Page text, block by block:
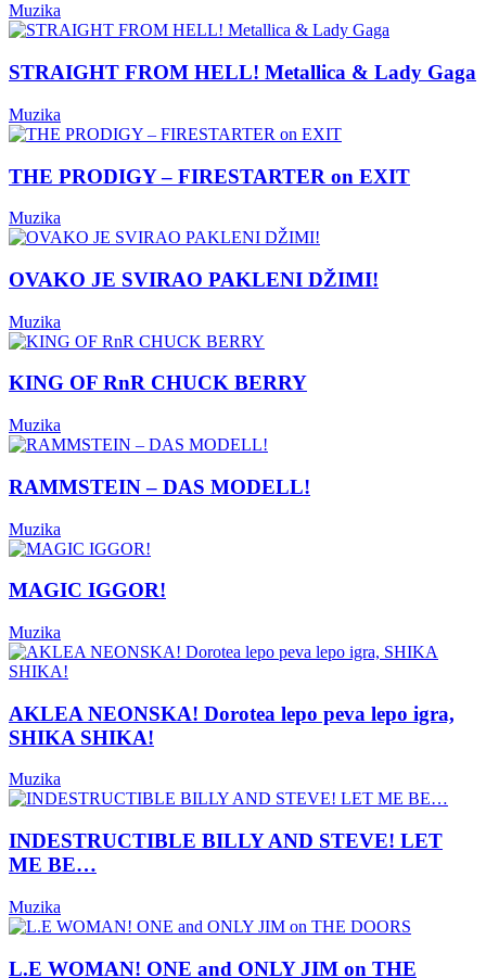
Muzika
STRAIGHT FROM HELL! Metallica & Lady Gaga
Muzika
THE PRODIGY – FIRESTARTER on EXIT
Muzika
OVAKO JE SVIRAO PAKLENI DŽIMI!
Muzika
KING OF RnR CHUCK BERRY
Muzika
RAMMSTEIN – DAS MODELL!
Muzika
MAGIC IGGOR!
Muzika
AKLEA NEONSKA! Dorotea lepo peva lepo igra,
SHIKA SHIKA!
Muzika
INDESTRUCTIBLE BILLY AND STEVE! LET
ME BE…
Muzika
L.E WOMAN! ONE and ONLY JIM on THE